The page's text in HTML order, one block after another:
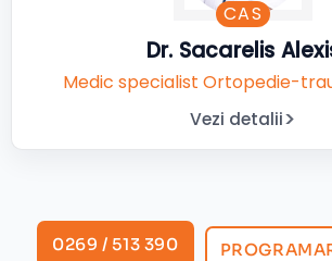
CAS
Dr. Sacarelis
Medic specialist Ortopedie-
Vezi detalii
0269 / 513 390